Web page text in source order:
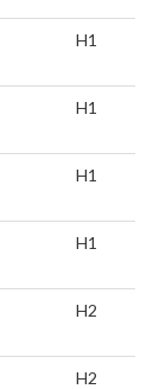
H1
H1
H1
H1
H2
H2